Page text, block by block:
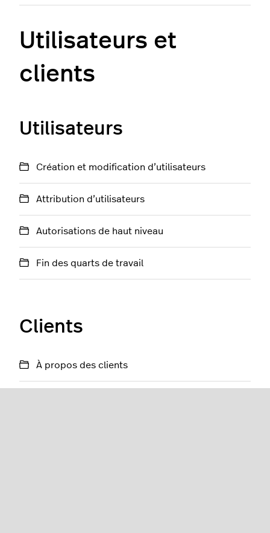
Utilisateurs et
clients
Utilisateurs
Création et modification d’utilisateurs
Attribution d’utilisateurs
Autorisations de haut niveau
Fin des quarts de travail
Clients
À propos des clients